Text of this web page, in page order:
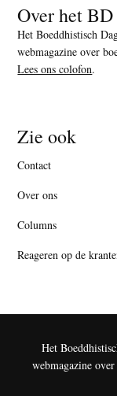
Over het BD
Het Boeddhistisch
webmagazine over
Lees ons colofon.
Zie ook
Contact
Over ons
Columns
Reageren op de
Het
webmagazine